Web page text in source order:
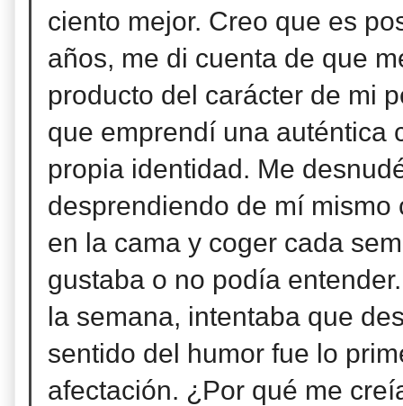
ciento mejor. Creo que es
años, me di cuenta de que
producto del carácter de mi
que emprendí una auténtica
propia identidad. Me
desprendiendo de mí
en la cama y coger cada
gustaba o no podía
la semana, intentaba que
sentido del humor fue lo
afectación. ¿Por qué me